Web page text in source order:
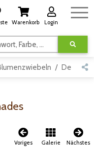
Warenkorb Login
Suchen nach Kategorie, Name, Stichwort, Farbe, usw.
Detail
Voriges Galerie Nächstes